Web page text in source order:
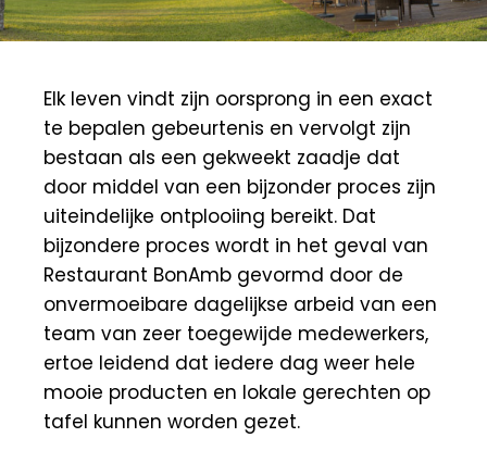
Elk leven vindt zijn oorsprong in een exact
te bepalen gebeurtenis en vervolgt zijn
bestaan als een gekweekt zaadje dat
door middel van een bijzonder proces zijn
uiteindelijke ontplooiing bereikt. Dat
bijzondere proces wordt in het geval van
Restaurant BonAmb gevormd door de
onvermoeibare dagelijkse arbeid van een
team van zeer toegewijde medewerkers,
ertoe leidend dat iedere dag weer hele
mooie producten en lokale gerechten op
tafel kunnen worden gezet.